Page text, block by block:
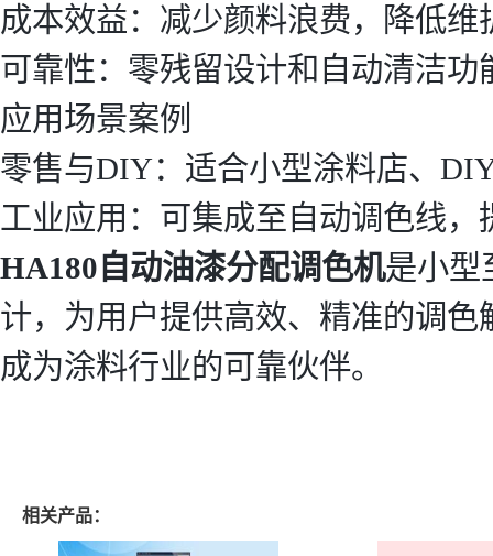
成本效益：减少颜料浪费，降低维
可靠性：零残留设计和自动清洁功
应用场景案例
零售与DIY：适合小型涂料店、
工业应用：可集成至自动调色线，
HA180自动油漆分配调色机是小型
计，为用户提供高效、精准的调
成为涂料行业的可靠伙伴。
相关产品：